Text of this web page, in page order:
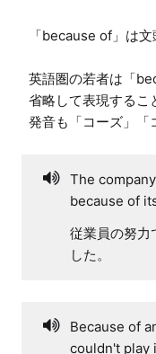
「because of」は
英語圏の若者は「
省略して表現するこ
発音も「コーズ」「
The
because of
従業員の努力
した。
Because of
couldn't play